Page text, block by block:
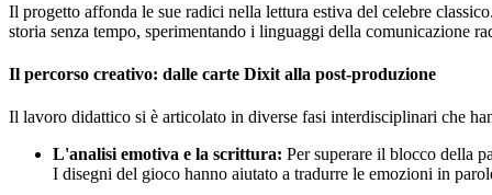
Il progetto affonda le sue radici nella lettura estiva del celebre
storia senza tempo, sperimentando i linguaggi della comunicazione
Il percorso creativo: dalle carte Dixit alla post-produzione
Il lavoro didattico si è articolato in diverse fasi interdisciplinari che
L'analisi emotiva e la scrittura: Per superare il blocco della
I disegni del gioco hanno aiutato a tradurre le emozioni in